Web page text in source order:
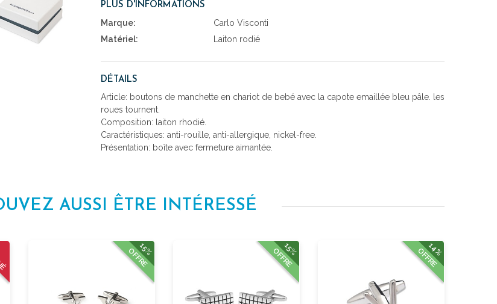
PLUS D'INFORMATIONS
Marque:
Carlo Visconti
Matériel:
Laiton rodié
DÉTAILS
Article: boutons de manchette en chariot de bebé avec la capote emaillée bleu pâle. les
roues tournent.
Composition: laiton rhodié.
Caractéristiques: anti-rouille, anti-allergique, nickel-free.
Présentation: boîte avec fermeture aimantée.
AUSSI ÊTRE INTÉRESSÉ
15%
OFFRE 15%
OFFRE 14%
OFFRE